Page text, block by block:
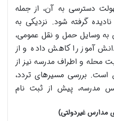
دسترسی به آن، از جمله
گرفته شود. نزدیکی به
وسایل حمل و نقل عمومی،
آموز را کاهش داده و از
محله و اطراف مدرسه نیز از
است. بررسی مسیرهای تردد،
مدرسه، پیش از ثبت نام
مدارس غیردولتی)